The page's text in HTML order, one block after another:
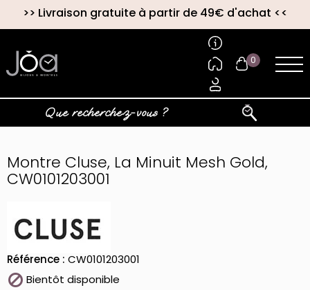
>> Livraison gratuite à partir de 49€ d'achat <<
0
Montre Cluse, La Minuit Mesh Gold,
CW0101203001
Référence : CW0101203001
 Bientôt disponible